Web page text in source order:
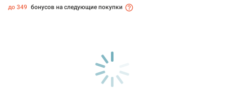
до 349 бонусов на следующие покупки